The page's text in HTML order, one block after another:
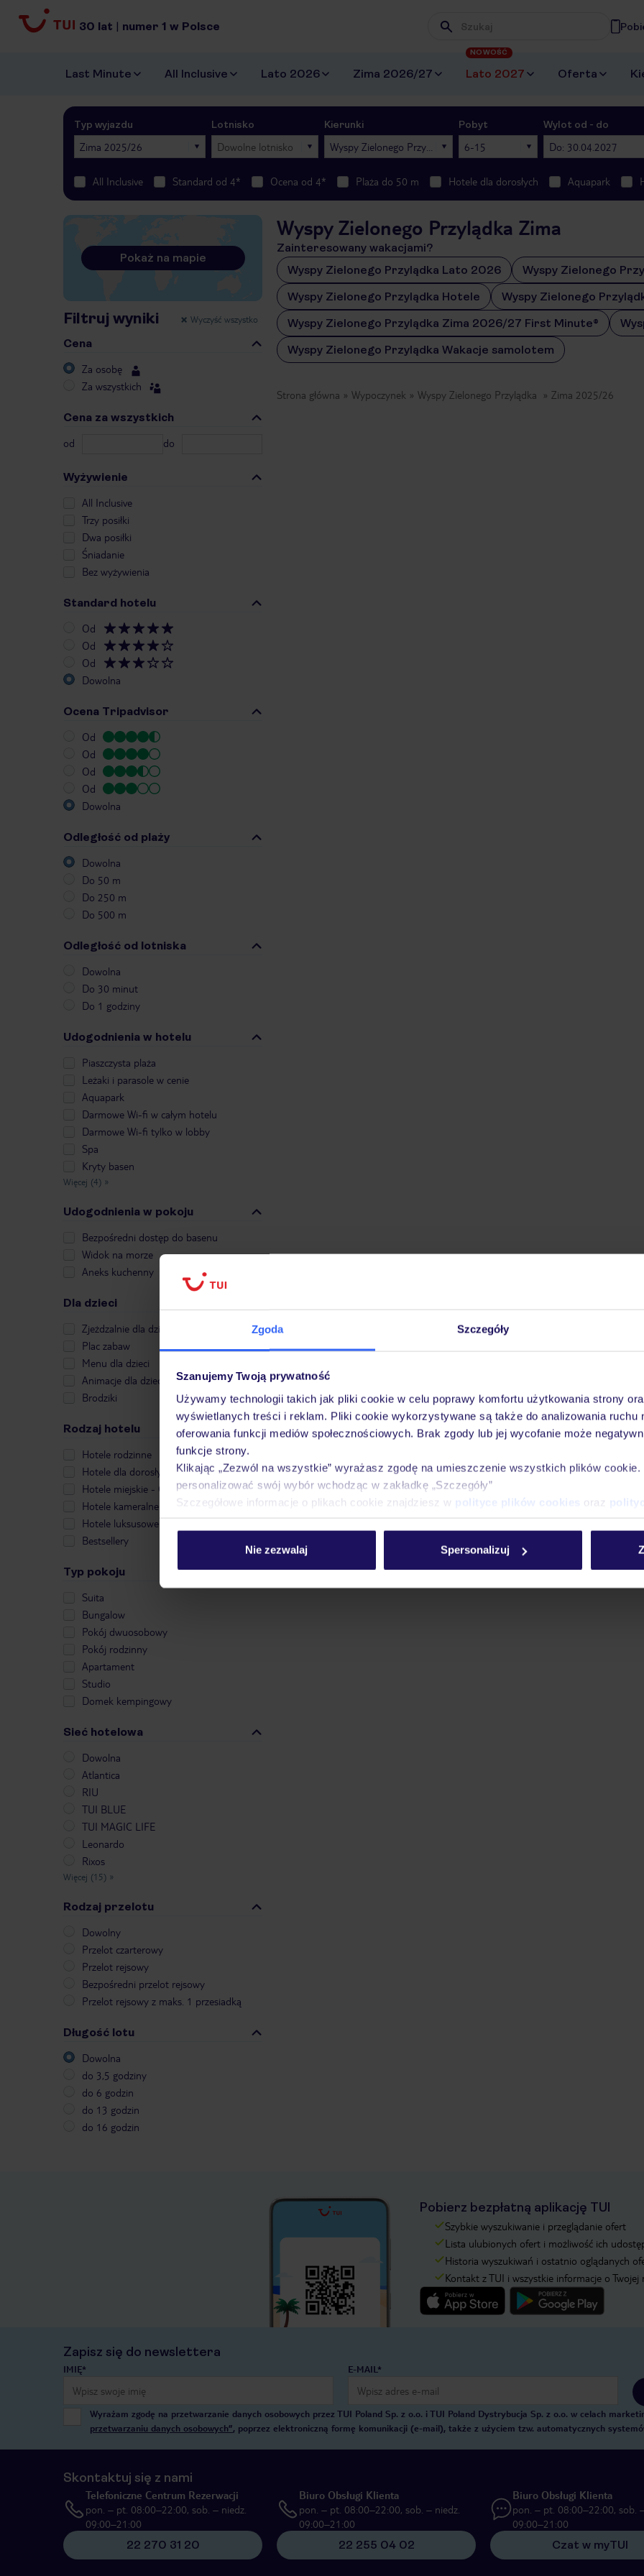
Zgoda Szczegóły
Szanujemy Twoją prywatność
Używamy technologii takich jak pliki cookie w celu poprawy komfortu użytkowania strony
wyświetlanych treści i reklam. Pliki cookie wykorzystywane są także do analizowania ruchu
oferowania funkcji mediów społecznościowych. Brak zgody lub jej wycofanie może
funkcje strony.
Klikając „Zezwól na wszystkie” wyrażasz zgodę na umieszczenie wszystkich plików
personalizować swój wybór wchodząc w zakładkę „Szczegóły”
Szczegółowe informacje o plikach cookie znajdziesz w polityce plików cookies oraz
Nie zezwalaj Spersonalizuj
30 lat | numer 1 w Polsce Wpisz frazę, której szukasz
Last Minute All Inclusive Lato 2026 Zima 2026/27 Lato 2027
NOWOŚĆ
Oferta
Typ wyjazdu
Zima 2025/26
Lotnisko
Dowolne lotnisko
Kierunki
Wyspy Zielonego Przylądka
Pobyt
6-15
Wylot od - do
Do: 30.04.2027
All Inclusive Standard od 4* Ocena od 4* Plaża do 50 m Hotele dla dorosłych Aquapark
Pokaż na mapie
Filtruj wyniki Wyczyść wszystko
Cena
Za osobę
Za wszystkich
Cena za wszystkich
od do
Wyżywienie
All Inclusive
Trzy posiłki
Dwa posiłki
Śniadanie
Bez wyżywienia
Standard hotelu
Od
Od
Od
Dowolna
Ocena Tripadvisor
Od
Od
Od
Od
Dowolna
Odległość od plaży
Dowolna
Do 50 m
Do 250 m
Do 500 m
Odległość od lotniska
Dowolna
Do 30 minut
Do 1 godziny
Udogodnienia w hotelu
Piaszczysta plaża
Leżaki i parasole w cenie
Aquapark
Darmowe Wi-fi w całym hotelu
Darmowe Wi-fi tylko w lobby
Spa
Kryty basen
Więcej (4) »
Udogodnienia w pokoju
Bezpośredni dostęp do basenu
Widok na morze
Aneks kuchenny
Dla dzieci
Zjeżdzalnie dla dzieci
Plac zabaw
Menu dla dzieci
Animacje dla dzieci
Brodziki
Rodzaj hotelu
Hotele rodzinne
Hotele dla dorosłych
Hotele miejskie - City Break
Hotele kameralne
Hotele luksusowe
Bestsellery
Typ pokoju
Suita
Bungalow
Pokój dwuosobowy
Pokój rodzinny
Apartament
Studio
Domek kempingowy
Sieć hotelowa
Dowolna
Atlantica
RIU
TUI BLUE
TUI MAGIC LIFE
Leonardo
Rixos
Więcej (15) »
Rodzaj przelotu
Dowolny
Przelot czarterowy
Przelot rejsowy
Bezpośredni przelot rejsowy
Przelot rejsowy z maks. 1 przesiadką
Długość lotu
Dowolna
do 3,5 godziny
do 6 godzin
do 13 godzin
do 16 godzin
Wyspy Zielonego Przylądka Zima
Zainteresowany wakacjami?
Wyspy Zielonego Przylądka Lato 2026
Wyspy Zielonego
Wyspy Zielonego Przylądka Hotele
Wyspy Zielonego
Wyspy Zielonego Przylądka Zima 2026/27 First Minute®
Wyspy Zielonego Przylądka Wakacje samolotem
Strona główna Wypoczynek Wyspy Zielonego Przylądka Zima 2025/26
Pobierz bezpłatną aplikację TUI
Szybkie wyszukiwanie i przeglądanie ofert
Lista ulubionych ofert i możliwość ich
Historia wyszukiwań i ostatnio oglądanych
Kontakt z TUI i wszystkie informacje o Twojej
Zapisz się do newslettera
IMIĘ* E-MAIL*
Wyrażam zgodę na przetwarzanie danych osobowych przez TUI Poland Sp. z o.o. i TUI Poland Dystrybucja Sp. z o.o. w celach
przetwarzaniu danych osobowych”, poprzez elektroniczną formę komunikacji (e-mail), także z użyciem tzw. automatycznych
Skontaktuj się z nami
Telefoniczne Centrum Rezerwacji
pon. – pt. 08:00–22:00, sob. – niedz.
09:00–21:00
22 270 31 20
Biuro Obsługi Klienta
pon. – pt. 08:00–22:00, sob. – niedz.
09:00–21:00
22 255 04 02
Biuro Obsługi Klienta
pon. – pt. 08:00–22:00, sob.
09:00–21:00
Czat w myTUI